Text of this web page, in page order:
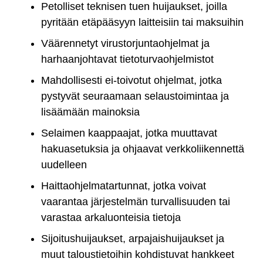
Petolliset teknisen tuen huijaukset, joilla
pyritään etäpääsyyn laitteisiin tai maksuihin
Väärennetyt virustorjuntaohjelmat ja
harhaanjohtavat tietoturvaohjelmistot
Mahdollisesti ei-toivotut ohjelmat, jotka
pystyvät seuraamaan selaustoimintaa ja
lisäämään mainoksia
Selaimen kaappaajat, jotka muuttavat
hakuasetuksia ja ohjaavat verkkoliikennettä
uudelleen
Haittaohjelmatartunnat, jotka voivat
vaarantaa järjestelmän turvallisuuden tai
varastaa arkaluonteisia tietoja
Sijoitushuijaukset, arpajaishuijaukset ja
muut taloustietoihin kohdistuvat hankkeet